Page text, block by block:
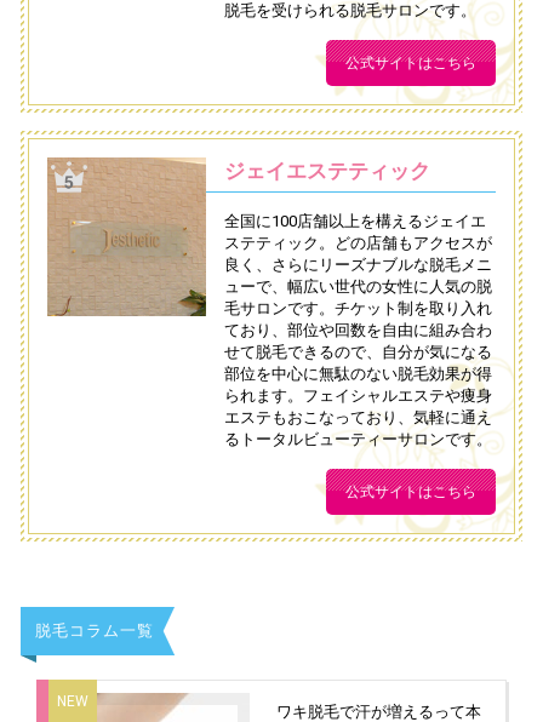
脱毛を受けられる脱毛サロンです。
公式サイトはこちら
ジェイエステティック
全国に100店舗以上を構えるジェイエ
ステティック。どの店舗もアクセスが
良く、さらにリーズナブルな脱毛メニ
ューで、幅広い世代の女性に人気の脱
毛サロンです。チケット制を取り入れ
ており、部位や回数を自由に組み合わ
せて脱毛できるので、自分が気になる
部位を中心に無駄のない脱毛効果が得
られます。フェイシャルエステや痩身
エステもおこなっており、気軽に通え
るトータルビューティーサロンです。
公式サイトはこちら
脱毛コラム一覧
ワキ脱毛で汗が増えるって本